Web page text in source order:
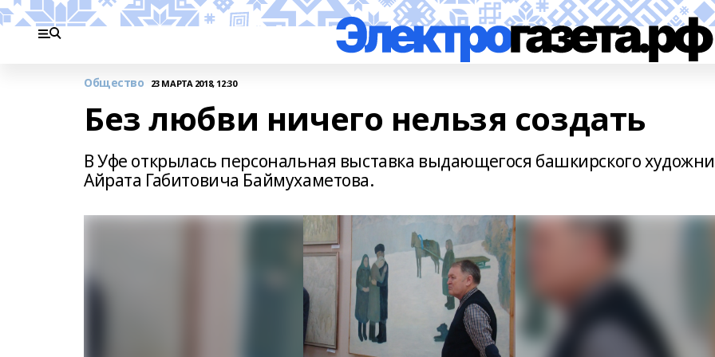
Общество 23 МАРТА 2018, 12:30
Без любви ничего нельзя создать
В Уфе открылась персональная выставка выдающегося башкирского
Айрата Габитовича Баймухаметова.